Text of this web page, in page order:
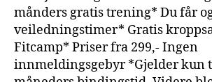
månders gratis trening* Du får
veiledningstimer* Gratis
Fitcamp* Priser fra 299,- Ingen
innmeldingsgebyr *Gjelder kun